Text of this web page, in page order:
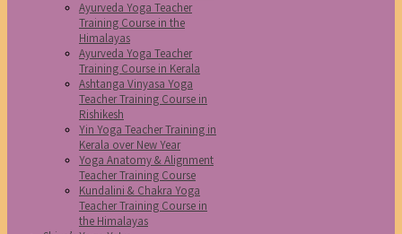
Ayurveda Yoga Teacher
Training Course in the
Himalayas
Ayurveda Yoga Teacher
Training Course in Kerala
Ashtanga Vinyasa Yoga
Teacher Training Course in
Rishikesh
Yin Yoga Teacher Training in
Kerala over New Year
Yoga Anatomy & Alignment
Teacher Training Course
Kundalini & Chakra Yoga
Teacher Training Course in
the Himalayas